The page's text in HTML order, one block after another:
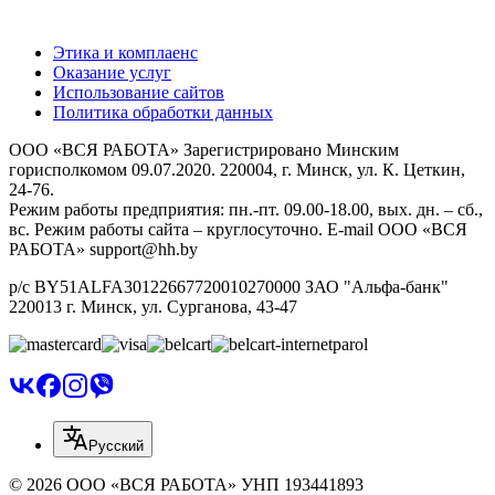
Этика и комплаенс
Оказание услуг
Использование сайтов
Политика обработки данных
ООО «ВСЯ РАБОТА» Зарегистрировано Минским
горисполкомом 09.07.2020. 220004, г. Минск, ул. К. Цеткин,
24-76.
Режим работы предприятия: пн.-пт. 09.00-18.00, вых. дн. – сб.,
вс. Режим работы сайта – круглосуточно. E-mail ООО «ВСЯ
РАБОТА» support@hh.by
р/с BY51ALFA30122667720010270000 ЗАО "Альфа-банк"
220013 г. Минск, ул. Сурганова, 43‑47
Русский
© 2026 ООО «ВСЯ РАБОТА» УНП 193441893